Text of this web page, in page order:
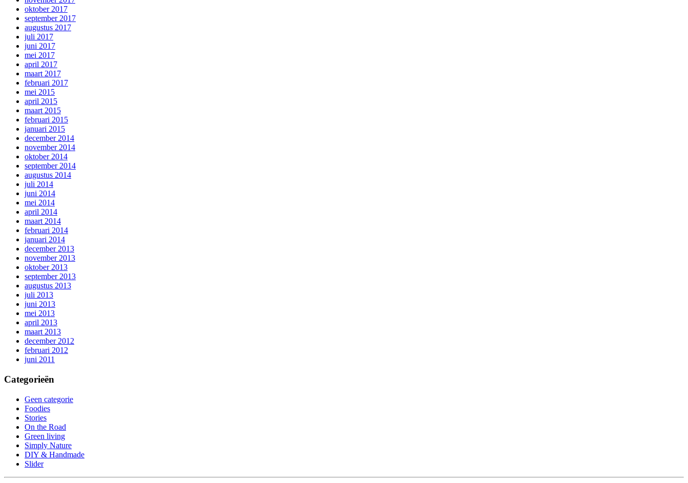
oktober 2017
september 2017
augustus 2017
juli 2017
juni 2017
mei 2017
april 2017
maart 2017
februari 2017
mei 2015
april 2015
maart 2015
februari 2015
januari 2015
december 2014
november 2014
oktober 2014
september 2014
augustus 2014
juli 2014
juni 2014
mei 2014
april 2014
maart 2014
februari 2014
januari 2014
december 2013
november 2013
oktober 2013
september 2013
augustus 2013
juli 2013
juni 2013
mei 2013
april 2013
maart 2013
december 2012
februari 2012
juni 2011
Categorieën
Geen categorie
Foodies
Stories
On the Road
Green living
Simply Nature
DIY & Handmade
Slider